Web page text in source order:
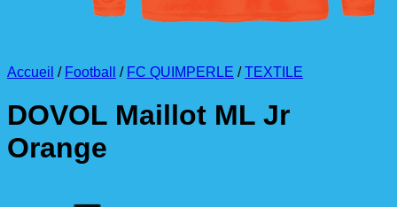
Accueil / Football / FC QUIMPERLE / TEXTILE
DOVOL Maillot ML Jr
Orange